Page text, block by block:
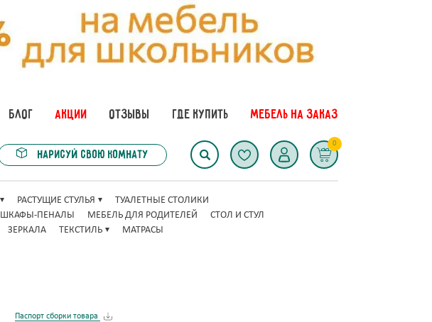
БЛОГ АКЦИИ ОТЗЫВЫ ГДЕ КУПИТЬ МЕБЕЛЬ НА ЗАКАЗ
Нарисуй свою комнату
0
РАСТУЩИЕ СТУЛЬЯ
ТУАЛЕТНЫЕ СТОЛИКИ
ШКАФЫ-ПЕНАЛЫ МЕБЕЛЬ ДЛЯ РОДИТЕЛЕЙ
СТОЛ И СТУЛ
ЗЕРКАЛА ТЕКСТИЛЬ МАТРАСЫ
Паспорт сборки товара